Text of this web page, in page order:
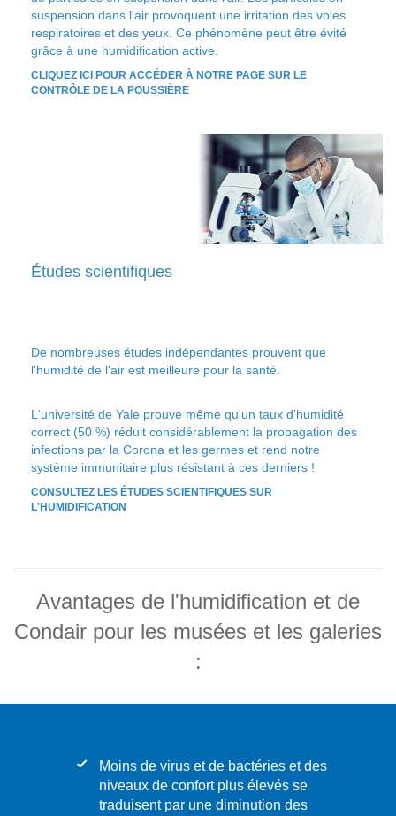
suspension dans l'air provoquent une irritation des voies
respiratoires et des yeux. Ce phénomène peut être évité
grâce à une humidification active.
CLIQUEZ ICI POUR ACCÉDER À NOTRE PAGE SUR LE
CONTRÔLE DE LA POUSSIÈRE
Études scientifiques
De nombreuses études indépendantes prouvent que
l'humidité de l'air est meilleure pour la santé.
L'université de Yale prouve même qu'un taux d'humidité
correct (50 %) réduit considérablement la propagation des
infections par la Corona et les germes et rend notre
système immunitaire plus résistant à ces derniers !
CONSULTEZ LES ÉTUDES SCIENTIFIQUES SUR
L'HUMIDIFICATION
Avantages de l'humidification et de
Condair pour les musées et les galeries
:
Moins de virus et de bactéries et des
niveaux de confort plus élevés se
traduisent par une diminution des